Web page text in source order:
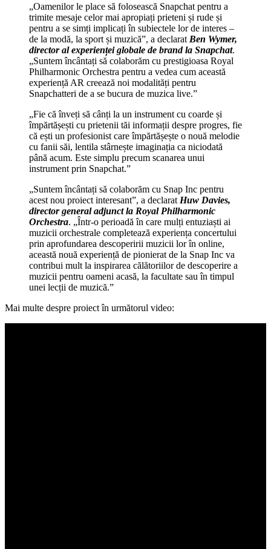
„Oamenilor le place să folosească Snapchat pentru a
trimite mesaje celor mai apropiați prieteni și rude și
pentru a se simți implicați în subiectele lor de interes –
de la modă, la sport și muzică”, a declarat Ben Wymer,
director al experienței globale de brand la Snapchat.
„Suntem încântați să colaborăm cu prestigioasa Royal
Philharmonic Orchestra pentru a vedea cum această
experiență AR creează noi modalități pentru
Snapchatteri de a se bucura de muzica live.”
„Fie că înveți să cânți la un instrument cu coarde și
împărtășești cu prietenii tăi informații despre progres, fie
că ești un profesionist care împărtășește o nouă melodie
cu fanii săi, lentila stârnește imaginația ca niciodată
până acum. Este simplu precum scanarea unui
instrument prin Snapchat.”
„Suntem încântați să colaborăm cu Snap Inc pentru
acest nou proiect interesant”, a declarat Huw Davies,
director general adjunct la Royal Philharmonic
Orchestra. „Într-o perioadă în care mulți entuziaști ai
muzicii orchestrale completează experiența concertului
prin aprofundarea descoperirii muzicii lor în online,
această nouă experiență de pionierat de la Snap Inc va
contribui mult la inspirarea călătoriilor de descoperire a
muzicii pentru oameni acasă, la facultate sau în timpul
unei lecții de muzică.”
Mai multe despre proiect în următorul video: